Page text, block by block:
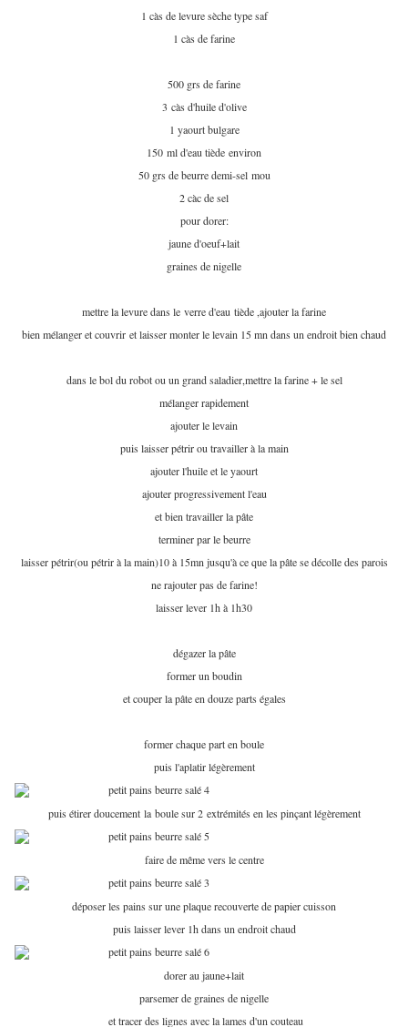
1 càs de levure sèche type saf
1 càs de farine
500 grs de farine
3 càs d'huile d'olive
1 yaourt bulgare
150 ml d'eau tiède environ
50 grs de beurre demi-sel mou
2 càc de sel
pour dorer:
jaune d'oeuf+lait
graines de nigelle
mettre la levure dans le verre d'eau tiède ,ajouter la farine
bien mélanger et couvrir et laisser monter le levain 15 mn dans un endroit bien chaud
dans le bol du robot ou un grand saladier,mettre la farine + le sel
mélanger rapidement
ajouter le levain
puis laisser pétrir ou travailler à la main
ajouter l'huile et le yaourt
ajouter progressivement l'eau
et bien travailler la pâte
terminer par le beurre
laisser pétrir(ou pétrir à la main)10 à 15mn jusqu'à ce que la pâte se décolle des parois
ne rajouter pas de farine!
laisser lever 1h à 1h30
dégazer la pâte
former un boudin
et couper la pâte en douze parts égales
former chaque part en boule
puis l'aplatir légèrement
puis étirer doucement la boule sur 2 extrémités en les pinçant légèrement
faire de même vers le centre
déposer les pains sur une plaque recouverte de papier cuisson
puis laisser lever 1h dans un endroit chaud
dorer au jaune+lait
parsemer de graines de nigelle
et tracer des lignes avec la lames d'un couteau